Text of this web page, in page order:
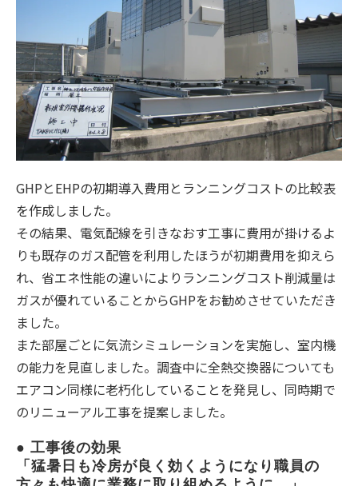
GHPとEHPの初期導入費用とランニングコストの比較表
を作成しました。
その結果、電気配線を引きなおす工事に費用が掛けるよ
りも既存のガス配管を利用したほうが初期費用を抑えら
れ、省エネ性能の違いによりランニングコスト削減量は
ガスが優れていることからGHPをお勧めさせていただき
ました。
また部屋ごとに気流シミュレーションを実施し、室内機
の能力を見直しました。調査中に全熱交換器についても
エアコン同様に老朽化していることを発見し、同時期で
のリニューアル工事を提案しました。
● 工事後の効果
「猛暑日も冷房が良く効くようになり職員の